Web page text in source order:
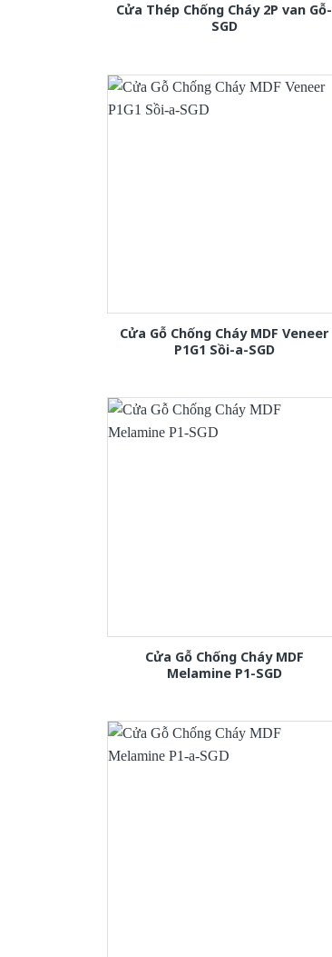
Cửa Thép Chống Cháy 2P van Gỗ-
SGD
Cửa Gỗ Chống Cháy MDF Veneer
P1G1 Sồi-a-SGD
Cửa Gỗ Chống Cháy MDF
Melamine P1-SGD